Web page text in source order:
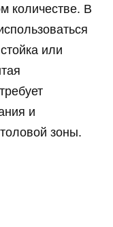
количестве. В
или
и
зоны.